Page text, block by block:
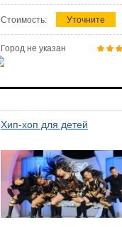
Стоимость: Уточните
Город не указан
Хип-хоп для детей